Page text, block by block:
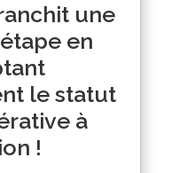
une
en
le statut
à
!